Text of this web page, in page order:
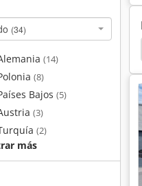
(34)
(14)
(8)
Bajos (5)
(3)
(2)
más